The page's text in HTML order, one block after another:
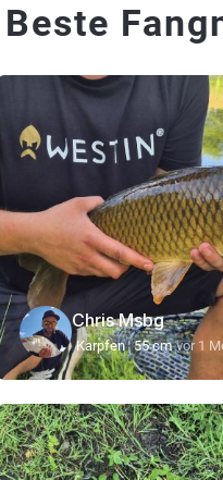
Beste
Chris Msbg
Karpfen 55 cm vor 1